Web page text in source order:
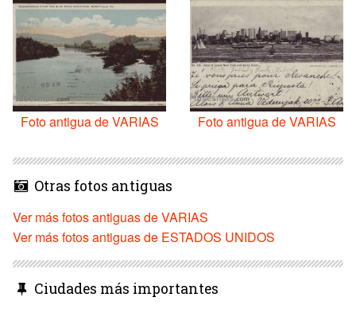
Foto antigua de VARIAS Foto antigua de VARIAS
Otras fotos antiguas
Ver más fotos antiguas de VARIAS
Ver más fotos antiguas de ESTADOS UNIDOS
Ciudades más importantes